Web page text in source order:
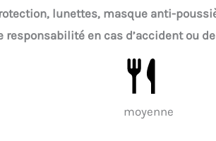
lunettes, masque anti-
en cas d’accident ou
moyenne